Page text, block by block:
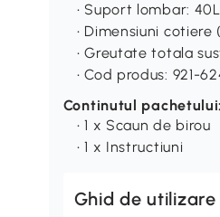
• Suport lombar:
• Dimensiuni
• Greutate totala
• Cod produs: 921-
Continutul pachetului:
• 1 x Scaun de birou
• 1 x Instructiuni
Ghid de utilizare